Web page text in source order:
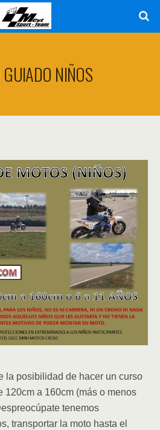
NIÑOS
la posibilidad de hacer un curso
120cm a 160cm (más o menos
tenemos
transportar la moto hasta el